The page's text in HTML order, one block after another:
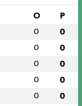
O P
0 0
0 0
0 0
0 0
0 0